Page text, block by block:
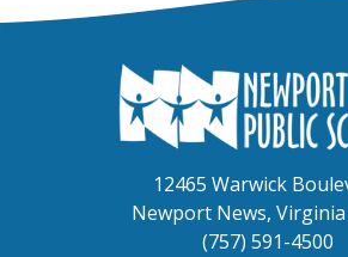
12465 Warwick
Newport News, Virginia
(757) 591-4500